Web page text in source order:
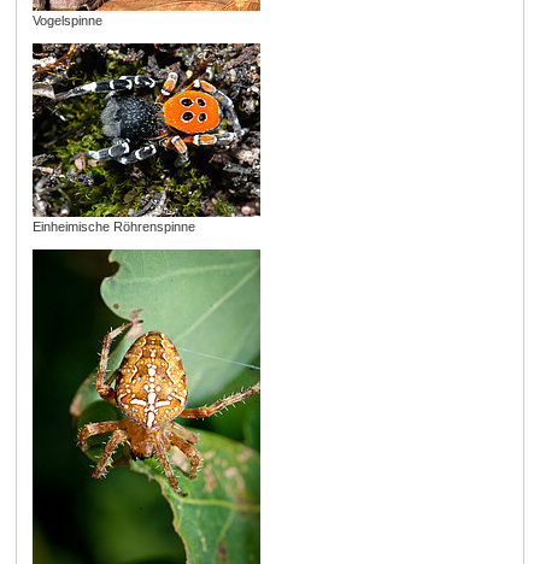
Vogelspinne
Einheimische Röhrenspinne